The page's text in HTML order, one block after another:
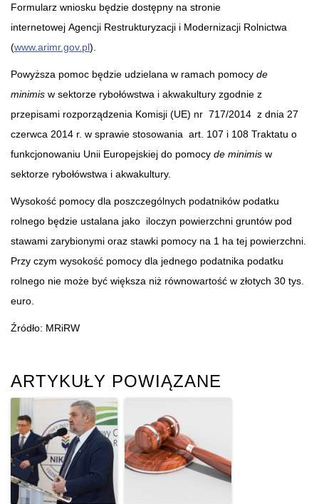
Formularz wniosku będzie dostępny na stronie
internetowej Agencji Restrukturyzacji i Modernizacji Rolnictwa
(www.arimr.gov.pl).
Powyższa pomoc będzie udzielana w ramach pomocy de
minimis w sektorze rybołówstwa i akwakultury zgodnie z
przepisami rozporządzenia Komisji (UE) nr 717/2014 z dnia 27
czerwca 2014 r. w sprawie stosowania art. 107 i 108 Traktatu o
funkcjonowaniu Unii Europejskiej do pomocy de minimis w
sektorze rybołówstwa i akwakultury.
Wysokość pomocy dla poszczególnych podatników podatku
rolnego będzie ustalana jako iloczyn powierzchni gruntów pod
stawami zarybionymi oraz stawki pomocy na 1 ha tej powierzchni.
Przy czym wysokość pomocy dla jednego podatnika podatku
rolnego nie może być większa niż równowartość w złotych 30 tys.
euro.
Źródło: MRiRW
ARTYKUŁY POWIĄZANE